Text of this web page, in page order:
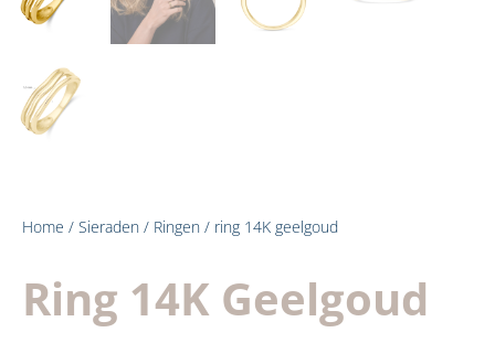
Home / Sieraden / Ringen / ring 14K geelgoud
Ring 14K Geelgoud